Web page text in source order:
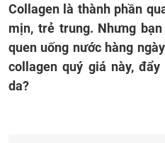
Collagen là thành phần
mịn, trẻ trung. Nhưng
quen uống nước hàng
collagen quý giá này,
da?